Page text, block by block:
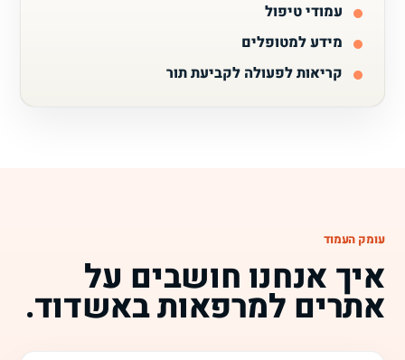
עמודי טיפול
מידע למטופלים
קריאות לפעולה לקביעת תור
עומק העמוד
איך אנחנו חושבים על
אתרים למרפאות באשדוד.